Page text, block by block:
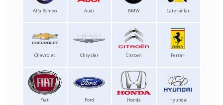
Alfa Romeo Audi BMW Caterpillar
Chevrolet Chrysler Citroen Ferrari
Fiat Ford Honda Hyundai